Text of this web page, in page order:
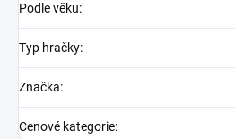
Podle věku:
Typ hračky:
Značka:
Cenové kategorie: